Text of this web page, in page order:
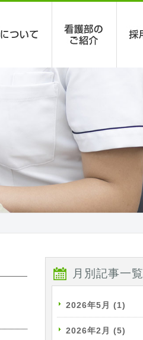
月別記事一覧
2026年5月 (1)
2026年2月 (5)